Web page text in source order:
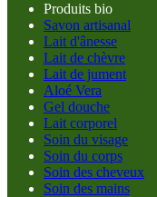
Produits bio
Savon artisanal
Lait d'ânesse
Lait de chèvre
Lait de jument
Aloé Vera
Gel douche
Lait corporel
Soin du visage
Soin du corps
Soin des cheveux
Soin des mains